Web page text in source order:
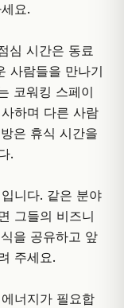
요.
심 시간은 동료
사람들을 만나기
코워킹 스페이
하며 다른 사람
은 휴식 시간을
.
니다. 같은 분야
그들의 비즈니
을 공유하고 앞
주세요.
너지가 필요합